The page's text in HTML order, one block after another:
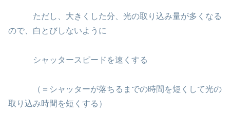
ただし、大きくした分、光の取り込み量が多くなる
ので、白とびしないように
シャッタースピードを速くする
（＝シャッターが落ちるまでの時間を短くして光の
取り込み時間を短くする）